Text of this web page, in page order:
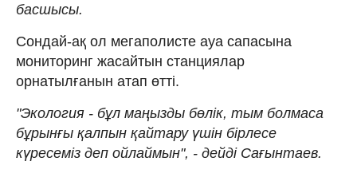
басшысы.
Сондай-ақ ол мегаполисте ауа сапасына
мониторинг жасайтын станциялар
орнатылғанын атап өтті.
"Экология - бұл маңызды бөлік, тым болмаса
бұрынғы қалпын қайтару үшін бірлесе
күресеміз деп ойлаймын", - дейді Сағынтаев.